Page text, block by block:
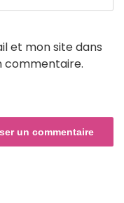
et mon site dans
commentaire.